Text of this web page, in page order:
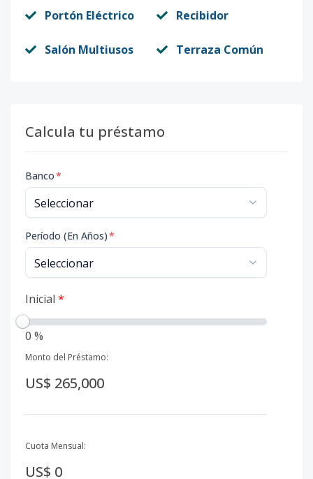
Portón Eléctrico Recibidor
Salón Multiusos Terraza Común
Calcula tu préstamo
Banco*
Período (En Años)*
Inicial *
0 %
Monto del Préstamo:
US$ 265,000
Cuota Mensual:
US$ 0